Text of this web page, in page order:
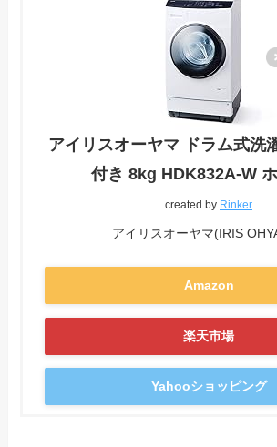
アイリスオーヤマ ドラム式洗
付き 8kg HDK832A-W
created by Rinker
アイリスオーヤマ(IRIS
Amazon
楽天市場
Yahooショッピング